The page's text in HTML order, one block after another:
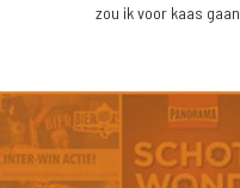
zou ik voor kaas gaan